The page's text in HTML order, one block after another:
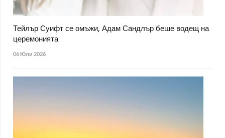
Тейлър Суифт се омъжи, Адам Сандлър беше водещ на
церемонията
06 Юли 2026